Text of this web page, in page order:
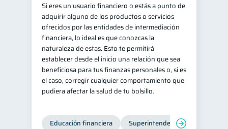
Si eres un usuario financiero o estás a punto de
adquirir alguno de los productos o servicios
ofrecidos por las entidades de intermediación
financiera, lo ideal es que conozcas la
naturaleza de estas. Esto te permitirá
establecer desde el inicio una relación que sea
beneficiosa para tus finanzas personales o, si es
el caso, corregir cualquier comportamiento que
pudiera afectar la salud de tu bolsillo.
Educación financiera Superintendencia de Bancos